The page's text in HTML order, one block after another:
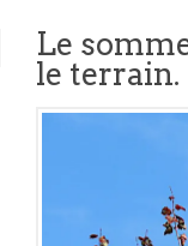
Le
le terrain.